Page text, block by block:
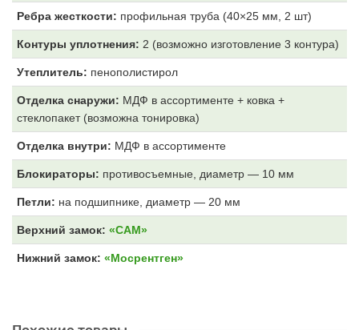
Ребра жесткости: профильная труба (40×25 мм, 2 шт)
Контуры уплотнения: 2 (возможно изготовление 3 контура)
Утеплитель: пенополистирол
Отделка снаружи: МДФ в ассортименте + ковка +
стеклопакет (возможна тонировка)
Отделка внутри: МДФ в ассортименте
Блокираторы: противосъемные, диаметр — 10 мм
Петли: на подшипнике, диаметр — 20 мм
Верхний замок: «САМ»
Нижний замок: «Мосрентген»